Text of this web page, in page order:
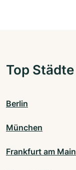
Top Städte
Berlin
München
Frankfurt am Main